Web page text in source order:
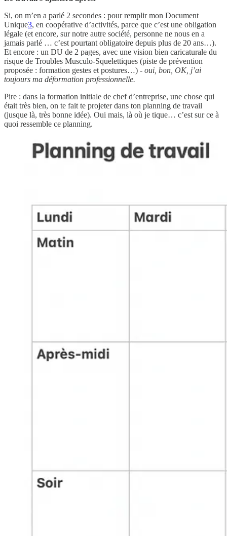
Si, on m’en a parlé 2 secondes : pour remplir mon Document
Unique3, en coopérative d’activités, parce que c’est une obligation
légale (et encore, sur notre autre société, personne ne nous en a
jamais parlé … c’est pourtant obligatoire depuis plus de 20 ans…).
Et encore : un DU de 2 pages, avec une vision bien caricaturale du
risque de Troubles Musculo-Squelettiques (piste de prévention
proposée : formation gestes et postures…) - oui, bon, OK, j’ai
toujours ma déformation professionnelle.
Pire : dans la formation initiale de chef d’entreprise, une chose qui
était très bien, on te fait te projeter dans ton planning de travail
(jusque là, très bonne idée). Oui mais, là où je tique… c’est sur ce à
quoi ressemble ce planning.